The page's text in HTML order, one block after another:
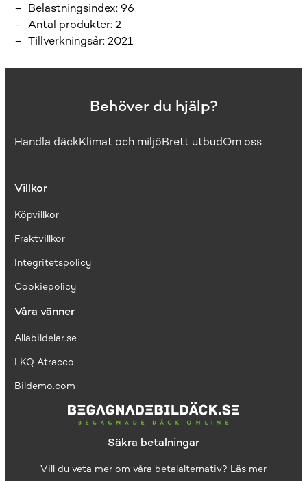
Belastningsindex: 96
Antal produkter:2
Tillverkningsår:2021
Behöver du hjälp?
Handla däckKlimat och miljöBrett utbudOm oss
Villkor
Köpvillkor
Fraktvillkor
Integritetspolicy
Cookiepolicy
Våra vänner
Allabildelar.se
LKQ Atracco
Bildemo.com
Säkra betalningar
Vill du veta mer om våra betalalternativ? Läs mer